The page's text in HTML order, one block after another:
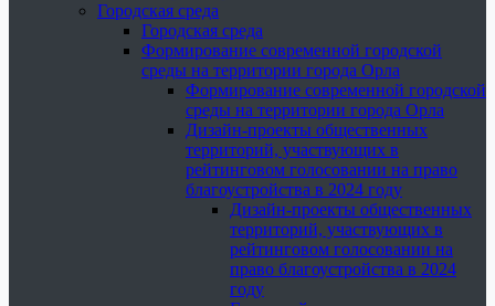
Городская среда
Городская среда
Формирование современной городской
среды на территории города Орла
Формирование современной городской
среды на территории города Орла
Дизайн-проекты общественных
территорий, участвующих в
рейтинговом голосовании на право
благоустройства в 2024 году
Дизайн-проекты общественных
территорий, участвующих в
рейтинговом голосовании на
право благоустройства в 2024
году